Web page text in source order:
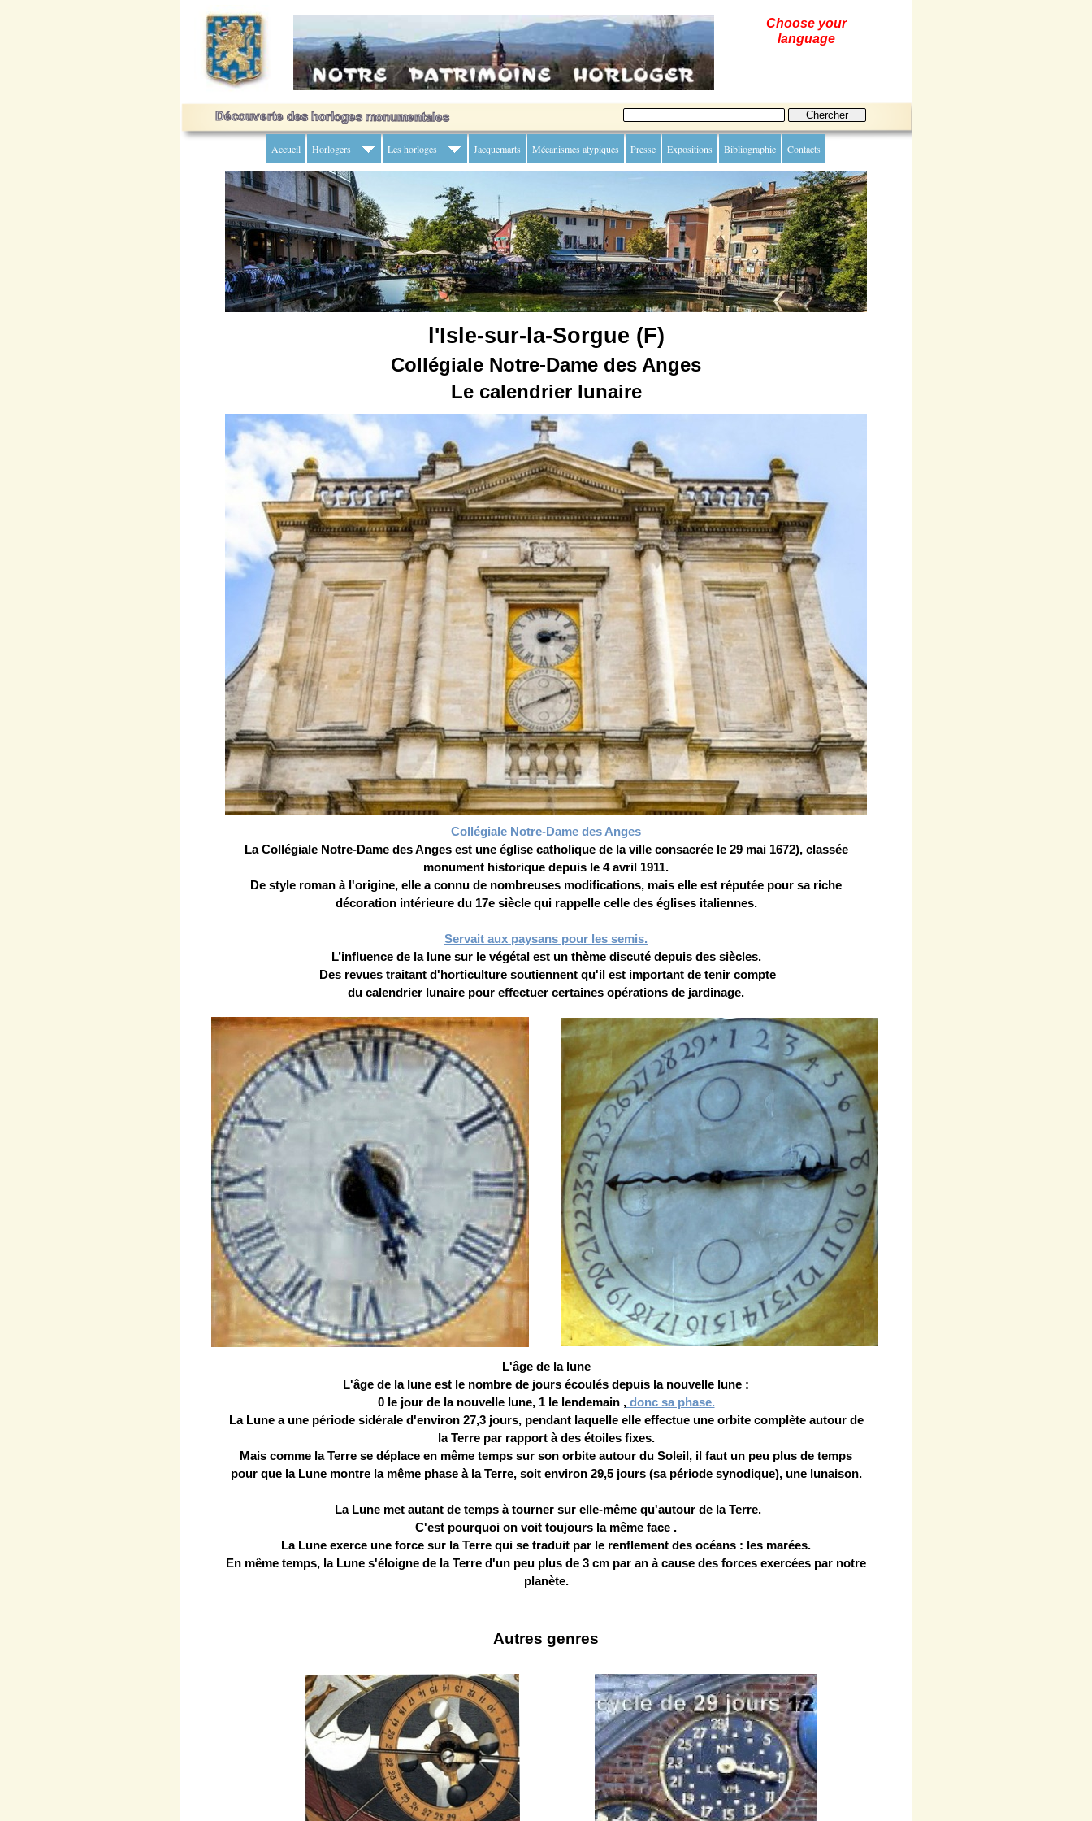
Accueil Horlogers Les horloges Jacquemarts Mécanismes atypiques Presse Expositions Bibliographie Contacts
Choose your
language
l'Isle-sur-la-Sorgue (F)
Collégiale Notre-Dame des Anges
Le calendrier lunaire
Collégiale Notre-Dame des Anges
La Collégiale Notre-Dame des Anges est une église catholique de la ville consacrée le 29 mai 1672), classée
monument historique depuis le 4 avril 1911.
De style roman à l'origine, elle a connu de nombreuses modifications, mais elle est réputée pour sa riche
décoration intérieure du 17e siècle qui rappelle celle des églises italiennes.
Servait aux paysans pour les semis.
L’influence de la lune sur le végétal est un thème discuté depuis des siècles.
Des revues traitant d'horticulture soutiennent qu'il est important de tenir compte
du calendrier lunaire pour effectuer certaines opérations de jardinage.
L'âge de la lune
L'âge de la lune est le nombre de jours écoulés depuis la nouvelle lune :
0 le jour de la nouvelle lune, 1 le lendemain ,donc sa phase.
La Lune a une période sidérale d'environ 27,3 jours, pendant laquelle elle effectue une orbite complète autour de
la Terre par rapport à des étoiles fixes.
Mais comme la Terre se déplace en même temps sur son orbite autour du Soleil, il faut un peu plus de temps
pour que la Lune montre la même phase à la Terre, soit environ 29,5 jours (sa période synodique), une lunaison.
La Lune met autant de temps à tourner sur elle-même qu'autour de la Terre.
C'est pourquoi on voit toujours la même face .
La Lune exerce une force sur la Terre qui se traduit par le renflement des océans : les marées.
En même temps, la Lune s'éloigne de la Terre d'un peu plus de 3 cm par an à cause des forces exercées par notre
planète.
Autres genres